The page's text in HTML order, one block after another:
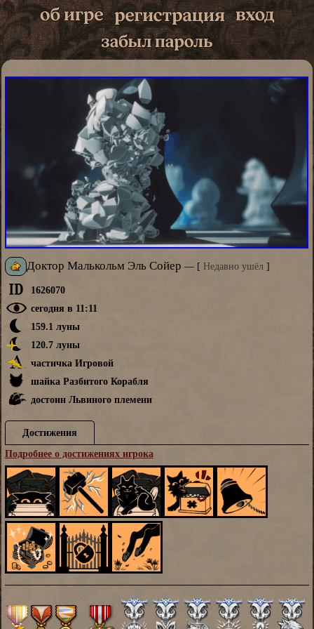
Доктор Малькольм Эль Сойер — [ Недавно ушёл]
1626070
сегодня в 11:11
159.1 луны
120.7 луны
частичка Игровой
шайка Разбитого Корабля
достоин Львиного племени
Достижения
Подробнее о достижениях игрока